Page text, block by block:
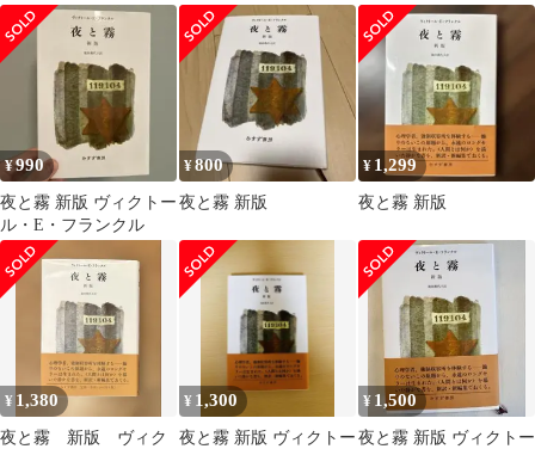
すず書房
¥990
夜と霧 新版 ヴィクトー
ル・E・フランクル
¥800
夜と霧 新版
¥ 1,299
夜と霧 新版
¥ 1,380
夜と霧 新版 ヴィク
¥ 1,300
夜と霧 新版 ヴィクトー
¥ 1,500
夜と霧 新版 ヴィクトー